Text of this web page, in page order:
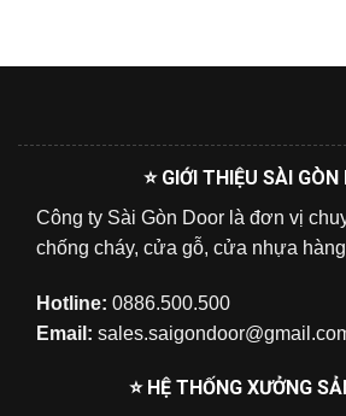
⭐ GIỚI THIỆU SÀI GÒN
Công ty Sài Gòn Door là đơn vị
chống cháy, cửa gỗ, cửa nhựa
Hotline: 0886.500.500
Email:
⭐ HỆ THỐNG XƯỞNG